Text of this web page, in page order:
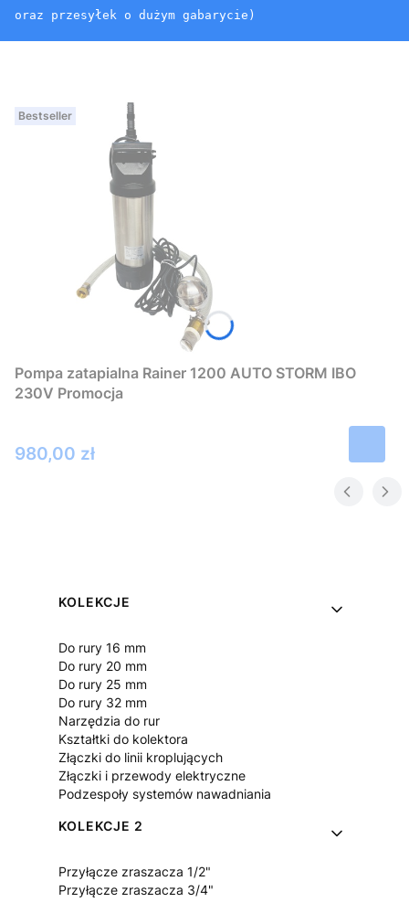
oraz przesyłek o dużym gabarycie)
Bestseller
Pompa zatapialna Rainer 1200 AUTO STORM IBO
230V Promocja
Cena
980,00 zł
Linki w stopce
KOLEKCJE
Do rury 16 mm
Do rury 20 mm
Do rury 25 mm
Do rury 32 mm
Narzędzia do rur
Kształtki do kolektora
Złączki do linii kroplujących
Złączki i przewody elektryczne
Podzespoły systemów nawadniania
KOLEKCJE 2
Przyłącze zraszacza 1/2"
Przyłącze zraszacza 3/4"